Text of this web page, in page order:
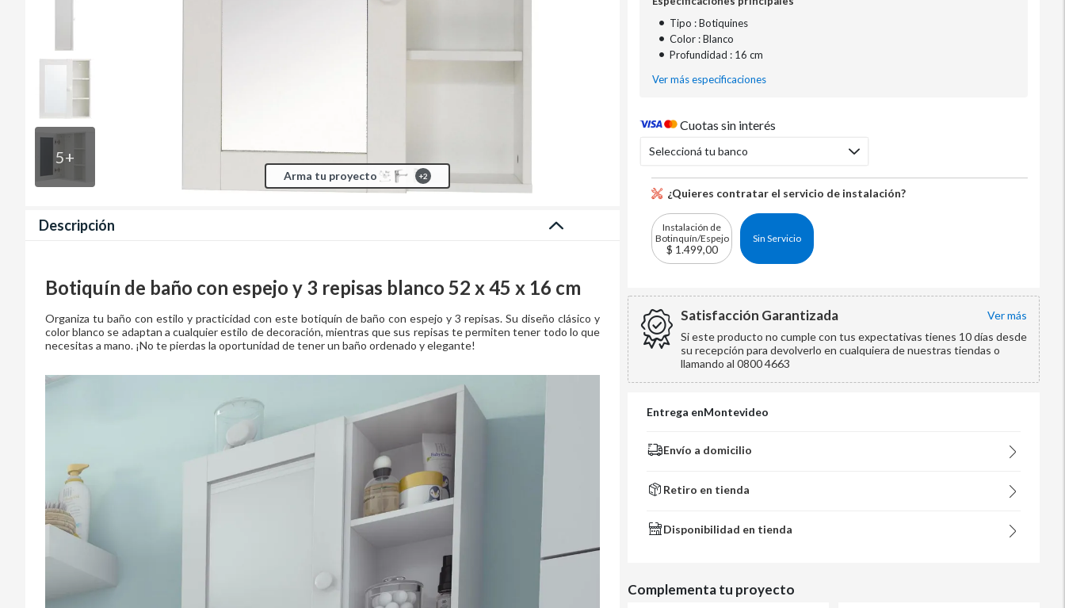
5+
Arma tu proyecto +2
Descripción
Botiquín de baño con espejo y 3 repisas blanco 52 x 45 x 16 cm
Organiza tu baño con estilo y practicidad con este botiquín de baño con espejo y 3 repisas. Su diseño clásico y
color blanco se adaptan a cualquier estilo de decoración, mientras que sus repisas te permiten tener todo lo que
necesitas a mano. ¡No te pierdas la oportunidad de tener un baño ordenado y elegante!
• Tipo : Botiquines
• Color : Blanco
• Profundidad : 16 cm
Ver más especificaciones
Cuotas sin interés
Seleccioná tu banco
¿Quieres contratar el servicio de instalación?
Instalación de
Botinquín/Espejo
$ 1.499,00
Sin Servicio
Satisfacción Garantizada
ver más
Si este producto no cumple con tus expectativas tienes 10 días desde
su recepción para devolverlo en cualquiera de nuestras tiendas o
llamando al 0800 4663
Entrega enMontevideo
Envío a domicilio
Retiro en tienda
Disponibilidad en tienda
Complementa tu proyecto